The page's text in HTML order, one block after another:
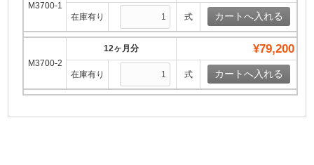
M3700-1
在庫有り 式
M3700-2
12ヶ月分 ¥79,200
在庫有り 式